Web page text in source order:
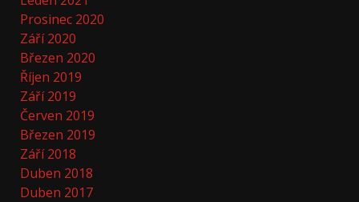
Prosinec 2020
Září 2020
Březen 2020
Říjen 2019
Září 2019
Červen 2019
Březen 2019
Září 2018
Duben 2018
Duben 2017